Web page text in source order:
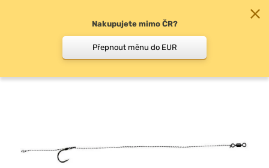
Klasické návazce
Nakupujete mimo ČR?
Přepnout měnu do EUR